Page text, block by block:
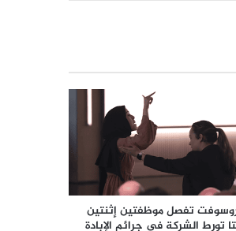
تفصل موظفتين إثنتين
تورط الشركة في جرائم الإبادة